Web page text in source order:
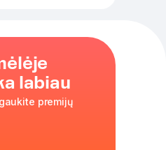
labiau
premijų